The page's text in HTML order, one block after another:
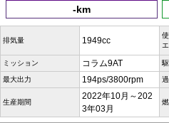
-km
排気量 1949cc
ミッション コラム9AT
最大出力 194ps/3800rpm
生産期間
2022年10月～202
3年03月